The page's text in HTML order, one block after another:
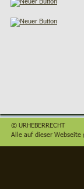
© URHEBERRECHT
Alle auf dieser Webseite